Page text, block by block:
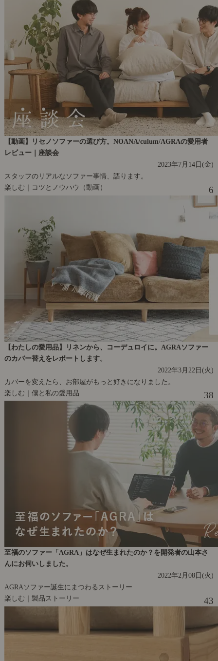
【動画】リセノソファーの選び方。NOANA/culum/AGRAの愛用者
レビュー｜座談会
2023年7月14日(金)
スタッフのリアルなソファー事情、語ります。
楽しむ｜コツとノウハウ（動画）
6
【わたしの愛用品】リネンから、コーデュロイに。AGRAソファー
のカバー替えをレポートします。
2022年3月22日(火)
カバーを変えたら、お部屋がもっと好きになりました。
楽しむ｜僕と私の愛用品
38
至福のソファー「AGRA」はなぜ生まれたのか？を開発者の山本さ
んにお伺いしました。
2022年2月08日(火)
AGRAソファー誕生にまつわるストーリー
楽しむ｜製品ストーリー
43